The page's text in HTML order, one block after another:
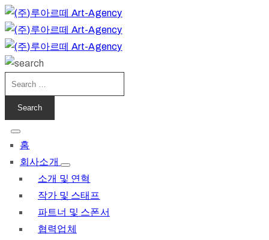
홈
회사소개
소개 및 연혁
작가 및 스태프
파트너 및 스폰서
협력업체